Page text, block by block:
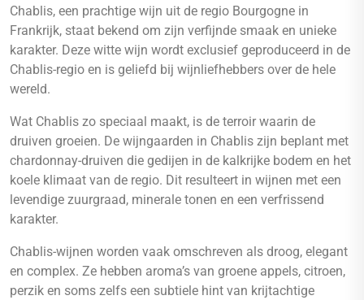
Chablis, een prachtige wijn uit de regio Bourgogne in
Frankrijk, staat bekend om zijn verfijnde smaak en unieke
karakter. Deze witte wijn wordt exclusief geproduceerd in de
Chablis-regio en is geliefd bij wijnliefhebbers over de hele
wereld.
Wat Chablis zo speciaal maakt, is de terroir waarin de
druiven groeien. De wijngaarden in Chablis zijn beplant met
chardonnay-druiven die gedijen in de kalkrijke bodem en het
koele klimaat van de regio. Dit resulteert in wijnen met een
levendige zuurgraad, minerale tonen en een verfrissend
karakter.
Chablis-wijnen worden vaak omschreven als droog, elegant
en complex. Ze hebben aroma’s van groene appels, citroen,
perzik en soms zelfs een subtiele hint van krijtachtige